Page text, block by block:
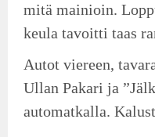
mitä mainioin.
keula tavoitti taas
Autot viereen,
Ullan Pakari ja
automatkalla.